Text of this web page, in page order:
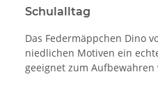
Schulalltag
Das Federmäppchen Dino
niedlichen Motiven ein
geeignet zum